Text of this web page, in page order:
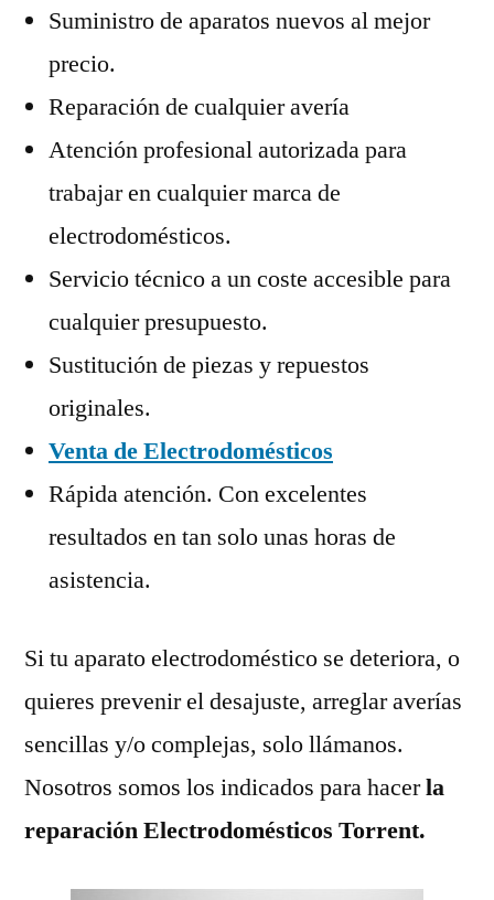
Suministro de aparatos nuevos al mejor
precio.
Reparación de cualquier avería
Atención profesional autorizada para
trabajar en cualquier marca de
electrodomésticos.
Servicio técnico a un coste accesible para
cualquier presupuesto.
Sustitución de piezas y repuestos
originales.
Venta de Electrodomésticos
Rápida atención. Con excelentes
resultados en tan solo unas horas de
asistencia.
Si tu aparato electrodoméstico se deteriora, o
quieres prevenir el desajuste, arreglar averías
sencillas y/o complejas, solo llámanos.
Nosotros somos los indicados para hacerla
reparación Electrodomésticos Torrent.